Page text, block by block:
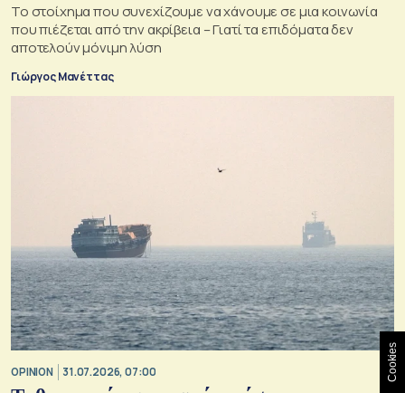
Το στοίχημα που συνεχίζουμε να χάνουμε σε μια κοινωνία
που πιέζεται από την ακρίβεια – Γιατί τα επιδόματα δεν
αποτελούν μόνιμη λύση
Γιώργος Μανέττας
OPINION 31.07.2026, 07:00 Cookies